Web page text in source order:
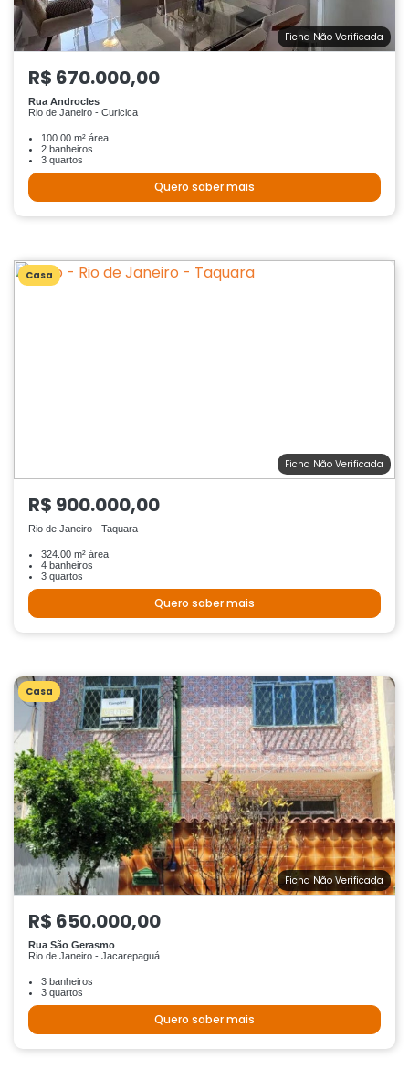
Ficha Não Verificada
R$ 670.000,00
Rua Androcles
Rio de Janeiro - Curicica
100.00 m² área
2 banheiros
3 quartos
Quero saber mais
Casa
Ficha Não Verificada
R$ 900.000,00
Rio de Janeiro - Taquara
324.00 m² área
4 banheiros
3 quartos
Quero saber mais
Casa
Ficha Não Verificada
R$ 650.000,00
Rua São Gerasmo
Rio de Janeiro - Jacarepaguá
3 banheiros
3 quartos
Quero saber mais